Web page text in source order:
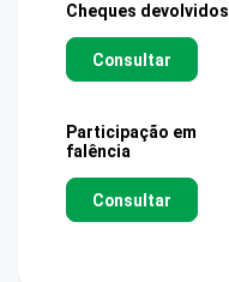
Cheques devolvidos
Consultar
Participação em
falência
Consultar